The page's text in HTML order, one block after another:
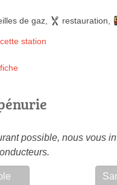
de gaz restauration
station
possible, nous vous